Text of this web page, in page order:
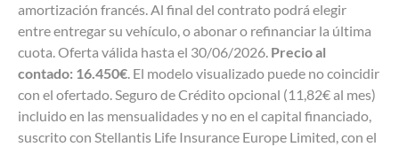
amortización francés. Al final del contrato podrá elegir
entre entregar su vehículo, o abonar o refinanciar la última
cuota. Oferta válida hasta el 30/06/2026. Precio al
contado: 16.450€. El modelo visualizado puede no coincidir
con el ofertado. Seguro de Crédito opcional (11,82€ al mes)
incluido en las mensualidades y no en el capital financiado,
suscrito con Stellantis Life Insurance Europe Limited, con el